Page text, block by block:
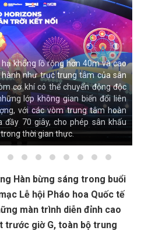
khổng lồ rộng hơn 40m và cao
như trục trung tâm của sân
cơ khí có thể chuyển động độc
lớp không gian biến đổi liên
với các vòm trung tâm hoàn
70 giây, cho phép sân khấu
trong thời gian thực.
Hàn bừng sáng trong buổi
Lễ hội Pháo hoa Quốc tế
màn trình diễn đỉnh cao
trước giờ G, toàn bộ trung